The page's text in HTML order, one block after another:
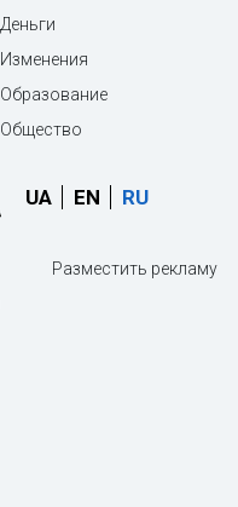
Деньги
Изменения
Образование
Общество
UA EN RU
Разместить рекламу